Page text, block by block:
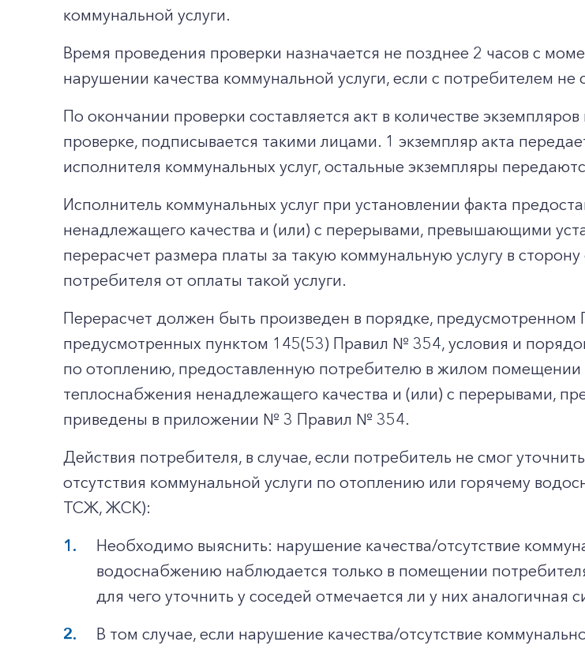
коммунальной услуги.
Время проведения проверки назначается не позднее 2 часов с
нарушении качества коммунальной услуги, если с потребителем не
По окончании проверки составляется акт в количестве
проверке, подписывается такими лицами. 1 экземпляр акта
исполнителя коммунальных услуг, остальные экземпляры
Исполнитель коммунальных услуг при установлении факта
ненадлежащего качества и (или) с перерывами, превышающими
перерасчет размера платы за такую коммунальную услугу в
потребителя от оплаты такой услуги.
Перерасчет должен быть произведен в порядке,
предусмотренных пунктом 145(53) Правил № 354, условия и
по отоплению, предоставленную потребителю в жилом помещении
теплоснабжения ненадлежащего качества и (или) с перерывами,
приведены в приложении № 3 Правил № 354.
Действия потребителя, в случае, если потребитель не смог
отсутствия коммунальной услуги по отоплению или горячему
ТСЖ, ЖСК):
Необходимо выяснить: нарушение качества/отсутствие
водоснабжению наблюдается только в помещении
для чего уточнить у соседей отмечается ли у них аналогичная
В том случае, если нарушение качества/отсутствие